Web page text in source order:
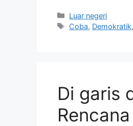
Kategori
Luar negeri
Tag
Coba, Demokratik,
Di garis
Rencana